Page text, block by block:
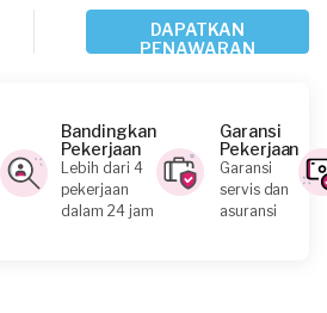
Rental Sound System
DAPATKAN
PENAWARAN
Bandingkan
Pekerjaan
Lebih dari 4
pekerjaan
dalam 24 jam
Garansi
Pekerjaan
Garansi
servis dan
asuransi